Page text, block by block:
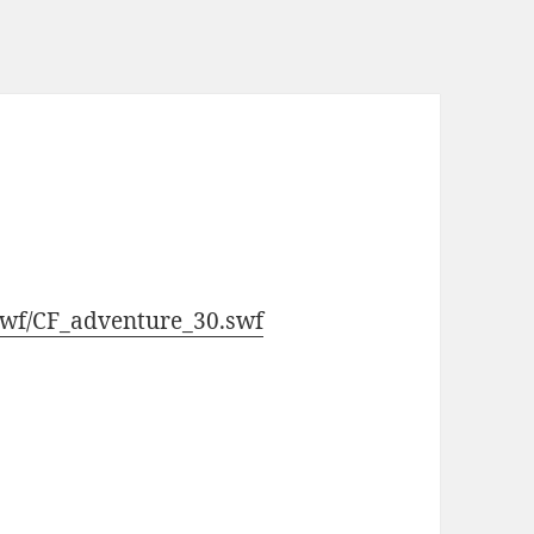
CF_adventure_30.swf